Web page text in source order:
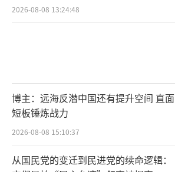
2026-08-08 13:24:48
博主：远海反潜中国还有提升空间 直面
短板锤炼战力
2026-08-08 15:10:37
从国民党的变迁到民进党的续命逻辑：